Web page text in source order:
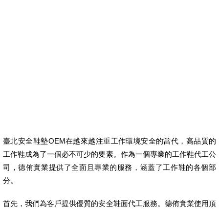
臺北安全鞋墊OEM在越來越注重工作環境安全的當代，高品質的
工作鞋成為了一個必不可少的要素。作為一個專業的工作鞋代工公
司，德侑實業提供了全面且專業的服務，涵蓋了工作鞋的各個部
分。
首先，我們為客戶提供優質的安全鞋面代工服務。德侑實業使用頂